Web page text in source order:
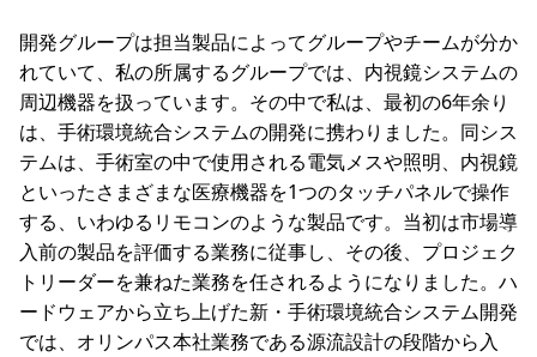
開発グループは担当製品によってグループやチームが分か
れていて、私の所属するグループでは、内視鏡システムの
周辺機器を扱っています。その中で私は、最初の6年余り
は、手術環境統合システムの開発に携わりました。同シス
テムは、手術室の中で使用される電気メスや照明、内視鏡
といったさまざまな医療機器を1つのタッチパネルで操作
する、いわゆるリモコンのような製品です。当初は市場導
入前の製品を評価する業務に従事し、その後、プロジェク
トリーダーを兼ねた業務を任されるようになりました。ハ
ードウェアから立ち上げた新・手術環境統合システム開発
では、オリンパス本社業務である源流設計の段階から入